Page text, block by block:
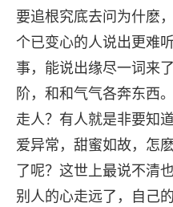
要追根究底去问为什麽
个已变心的人说出更难
事，能说出缘尽一词来
阶，和和气气各奔东西
走人？有人就是非要知
爱异常，甜蜜如故，怎
了呢？这世上最说不清
别人的心走远了，自己